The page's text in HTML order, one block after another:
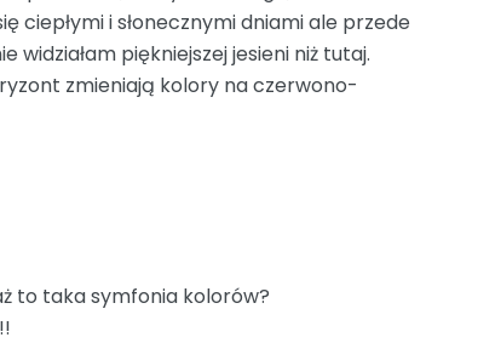
ciepłymi i słonecznymi dniami ale przede
widziałam piękniejszej jesieni niż tutaj.
zmieniają kolory na czerwono-
to taka symfonia kolorów?